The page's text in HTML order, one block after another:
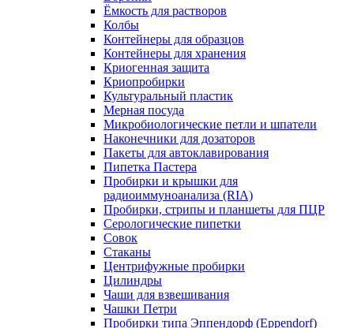
Ёмкость для растворов
Колбы
Контейнеры для образцов
Контейнеры для хранения
Криогенная защита
Криопробирки
Культуральный пластик
Мерная посуда
Микробиологические петли и шпатели
Наконечники для дозаторов
Пакеты для автоклавирования
Пипетка Пастера
Пробирки и крышки для
радиоиммуноанализа (RIA)
Пробирки, стрипы и планшеты для ПЦР
Серологические пипетки
Совок
Стаканы
Центрифужные пробирки
Цилиндры
Чаши для взвешивания
Чашки Петри
Пробирки типа Эппендорф (Eppendorf)